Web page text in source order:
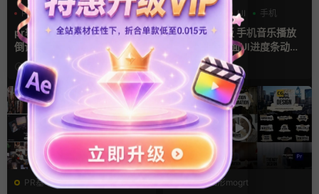
PR基本图形
三维 倒计时
pr轮播模板 方屏竖屏4K展示
倒计时轮播图PR模版
12小时前
PR基本图形
UI 手机
Premiere模板 手机音乐播放
器App软件界面UI进度条动画
视频样机pr模版
1天前
PR基本图形mogrt
PR基本图形mogrt